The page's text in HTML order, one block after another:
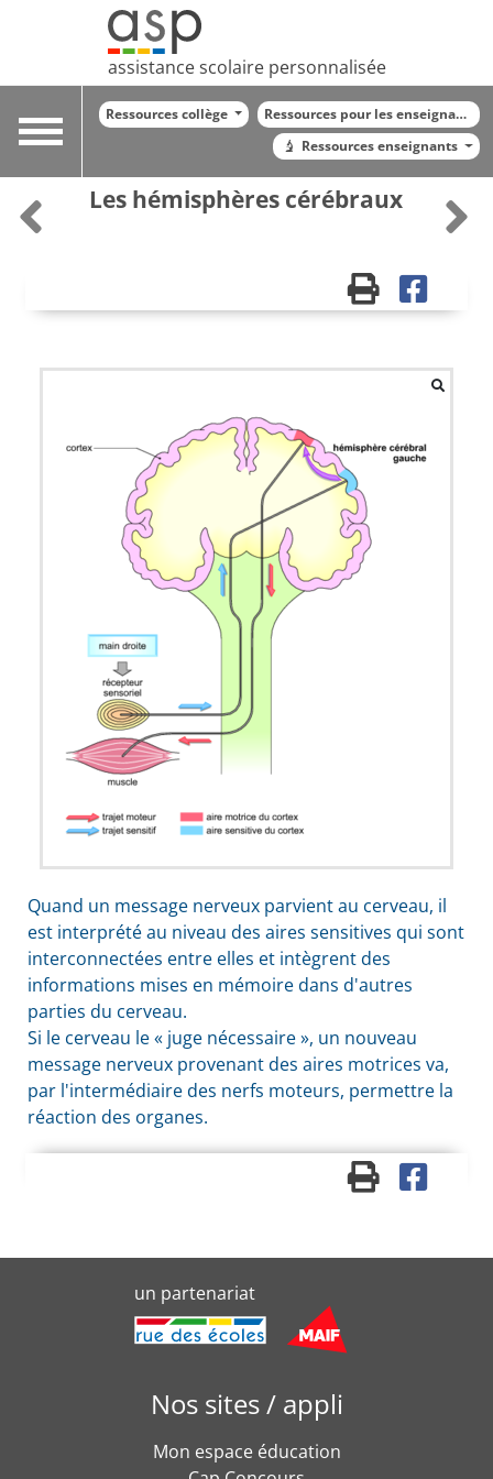
assistance scolaire personnalisée
Toggle
Ressources collège
Ressources pour les enseignants
Ressources enseignants
Les hémisphères cérébraux
Quand un message nerveux parvient au cerveau, il
est interprété au niveau des aires sensitives qui sont
interconnectées entre elles et intègrent des
informations mises en mémoire dans d'autres
parties du cerveau.
Si le cerveau le « juge nécessaire », un nouveau
message nerveux provenant des aires motrices va,
par l'intermédiaire des nerfs moteurs, permettre la
réaction des organes.
un partenariat
Nos sites / appli
Mon espace éducation